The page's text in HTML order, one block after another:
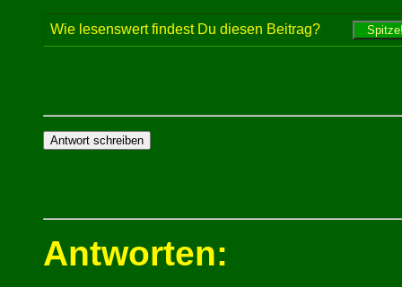
Wie lesenswert findest Du diesen Beitrag?
Antworten: